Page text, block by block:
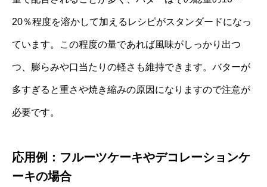
20％程度を溶かして加えるレシピがスタンダードになっ
ています。この程度の量であれば風味がしっかり出つ
つ、膨らみや口当たりの軽さも維持できます。バターが
多すぎると重さや焼き縮みの原因になりますので注意が
必要です。
応用例：フルーツケーキやデコレーションケ
ーキの場合